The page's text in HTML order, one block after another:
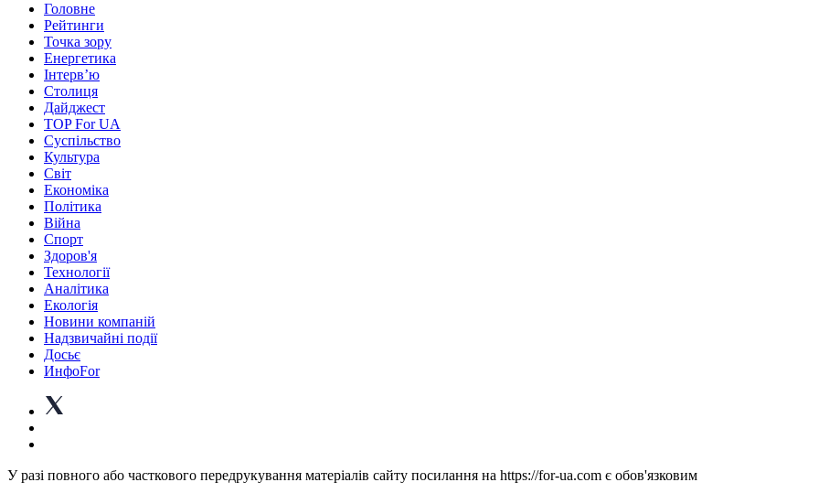
Головне
Рейтинги
Точка зору
Енергетика
Інтерв’ю
Столиця
Дайджест
TOP For UA
Суспiльство
Культура
Світ
Економіка
Політика
Війна
Спорт
Здоров'я
Технології
Аналітика
Екологія
Новини компаній
Надзвичайні події
Досьє
ИнфоFor
У разі повного або часткового передрукування матеріалів сайту посилання на https://for-ua.com є обов'язковим